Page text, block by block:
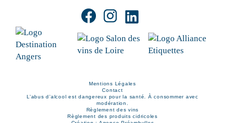
Mentions Légales
Contact
L’abus d’alcool est dangereux pour la santé. À consommer avec
modération.
Règlement des vins
Règlement des produits cidricoles